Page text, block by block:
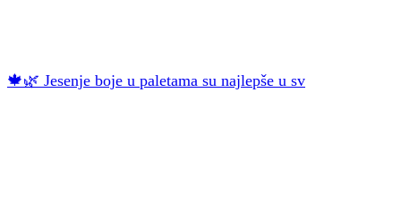
🍁🌿 Jesenje boje u paletama su najlepše u sv